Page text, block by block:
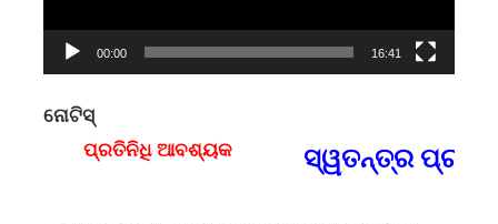
00:00 16:41
ନୋଟିସ୍
ପ୍ରତିନିଧି ଆବଶ୍ୟକ
ସ୍ୱତନ୍ତ୍ର ପ୍ରତିନିଧି